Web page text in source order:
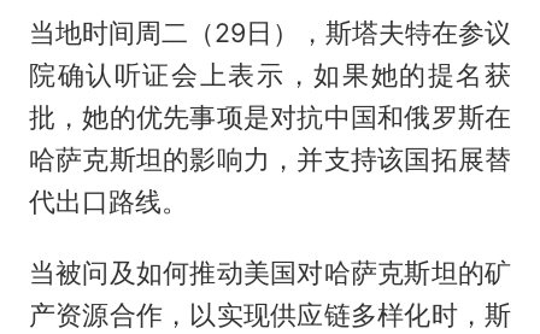
当地时间周二（29日），斯塔夫特在参议
院确认听证会上表示，如果她的提名获
批，她的优先事项是对抗中国和俄罗斯在
哈萨克斯坦的影响力，并支持该国拓展替
代出口路线。
当被问及如何推动美国对哈萨克斯坦的矿
产资源合作，以实现供应链多样化时，斯